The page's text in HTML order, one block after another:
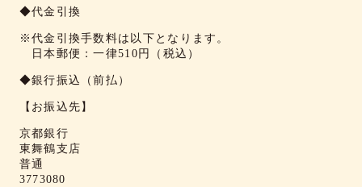
◆代金引換
※代金引換手数料は以下となります。
日本郵便：一律510円（税込）
◆銀行振込（前払）
【お振込先】
京都銀行
東舞鶴支店
普通
3773080